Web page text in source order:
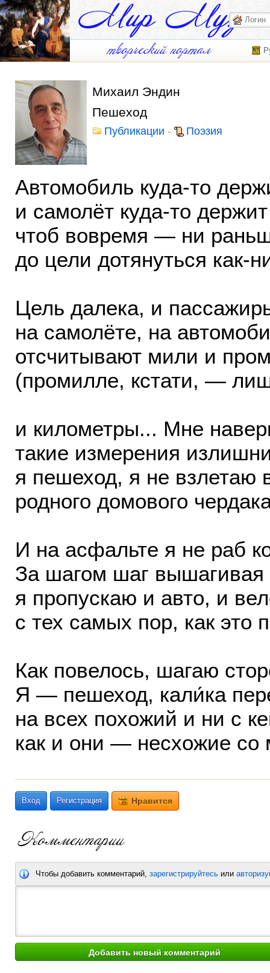
Михаил Эндин
Пешеход
Публикации - Поэзия
Автомобиль куда-то
и самолёт куда-то
чтоб вовремя — ни
до цели дотянуться как-
Цель далека, и
на самолёте, на
отсчитывают мили и
(промилле, кстати, —
и километры... Мне
такие измерения
я пешеход, я не взлетаю
родного домового
И на асфальте я не раб
За шагом шаг вышагивая
я пропускаю и авто, и
с тех самых пор, как это
Как повелось, шагаю
Я — пешеход, кали́ка
на всех похожий и ни с
как и они — несхожие со
Вход Регистрация Нравится
Чтобы добавить комментарий, зарегистрируйтесь или